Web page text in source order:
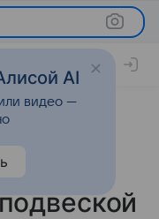
Новости
880
в США
AI
видео —